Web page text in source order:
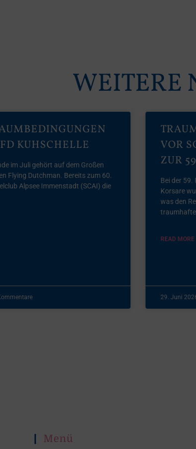
WEITERE
KUHSCHELLE
im Juli gehört auf dem Großen
Flying Dutchman. Bereits zum 60.
Alpsee Immenstadt (SCAI) die
VOR
ZUR
Bei der
Korsare
was den
READ MORE
29. Juni
Menü